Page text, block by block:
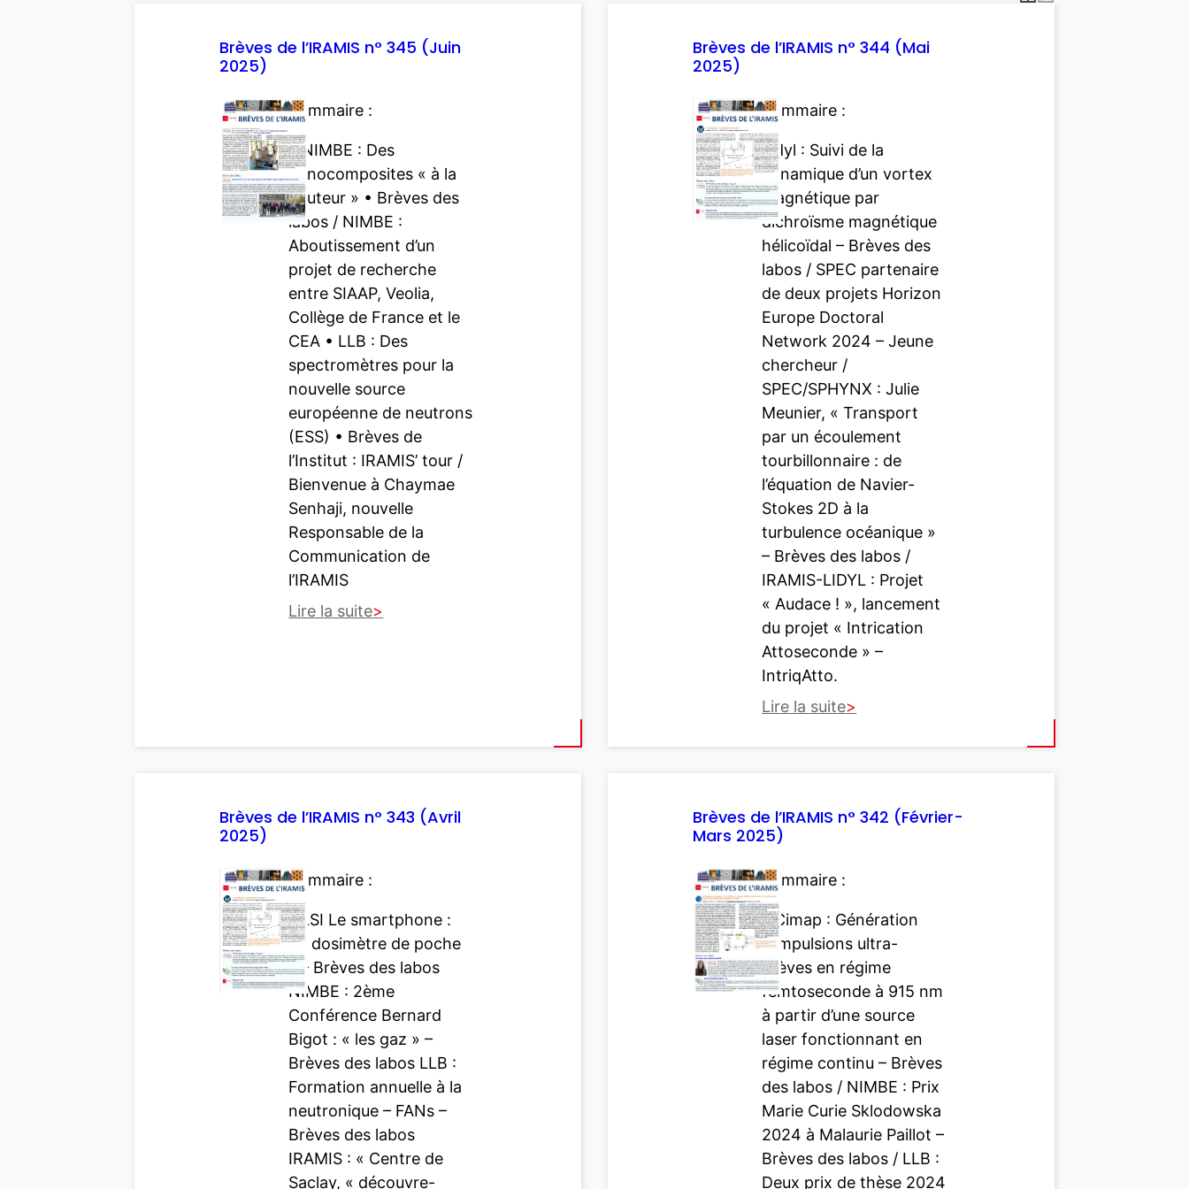
Brèves de l’IRAMIS n° 345 (Juin
2025)
Sommaire :
• NIMBE : Des
nanocomposites « à la
hauteur » • Brèves des
labos / NIMBE :
Aboutissement d’un
projet de recherche
entre SIAAP, Veolia,
Collège de France et le
CEA • LLB : Des
spectromètres pour la
nouvelle source
européenne de neutrons
(ESS) • Brèves de
l’Institut : IRAMIS’ tour /
Bienvenue à Chaymae
Senhaji, nouvelle
Responsable de la
Communication de
l’IRAMIS
Lire la suite
d
’
I
R
A
M
S
(
Brèves de l’IRAMIS n° 344 (Mai
2025)
Sommaire :
Lidyl : Suivi de la
dynamique d’un vortex
magnétique par
dichroïsme magnétique
hélicoïdal – Brèves des
labos / SPEC partenaire
de deux projets Horizon
Europe Doctoral
Network 2024 – Jeune
chercheur /
SPEC/SPHYNX : Julie
Meunier, « Transport
par un écoulement
tourbillonnaire : de
l’équation de Navier-
Stokes 2D à la
turbulence océanique »
– Brèves des labos /
IRAMIS-LIDYL : Projet
« Audace ! », lancement
du projet « Intrication
Attoseconde » –
IntriqAtto.
Lire la suite
è
v
s
d
e
l
’
I
R
A
M
I
S
Brèves de l’IRAMIS n° 343 (Avril
2025)
Sommaire :
– LSI Le smartphone :
un dosimètre de poche
? – Brèves des labos
NIMBE : 2ème
Conférence Bernard
Bigot : « les gaz » –
Brèves des labos LLB :
Formation annuelle à la
neutronique – FANs –
Brèves des labos
IRAMIS : « Centre de
Saclay, « découvre-
Brèves de l’IRAMIS n° 342 (Février-
Mars 2025)
Sommaire :
– Cimap : Génération
d’impulsions ultra-
brèves en régime
femtoseconde à 915 nm
à partir d’une source
laser fonctionnant en
régime continu – Brèves
des labos / NIMBE : Prix
Marie Curie Sklodowska
2024 à Malaurie Paillot –
Brèves des labos / LLB :
Deux prix de thèse 2024